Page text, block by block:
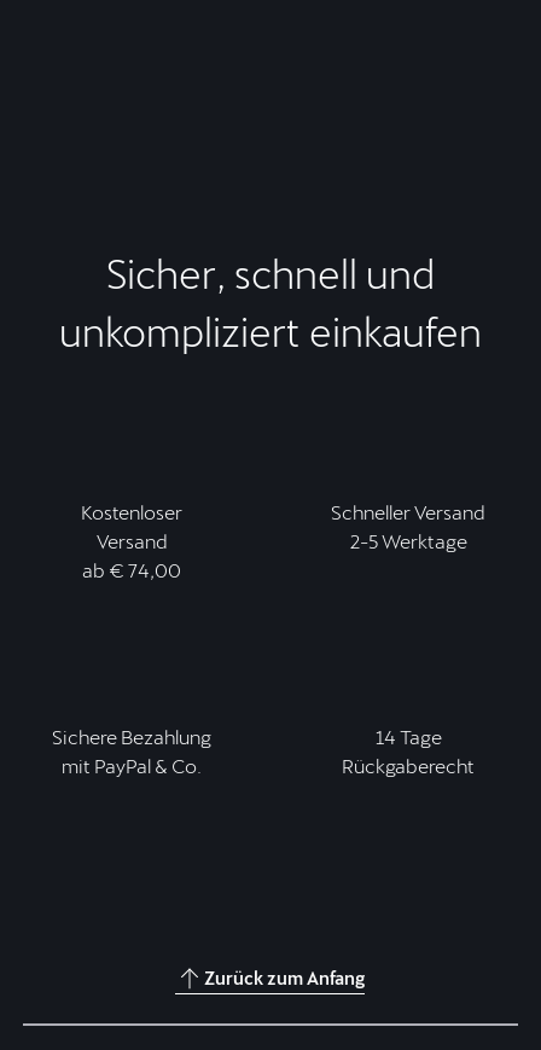
Sicher, schnell und
unkompliziert einkaufen
Kostenloser
Versand
ab € 74,00
Schneller Versand
2-5 Werktage
Sichere Bezahlung
mit PayPal & Co.
14 Tage
Rückgaberecht
Zurück zum Anfang